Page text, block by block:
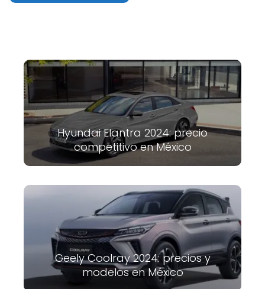
Hyundai Elantra 2024: precio
competitivo en México
Geely Coolray 2024: precios y
modelos en México